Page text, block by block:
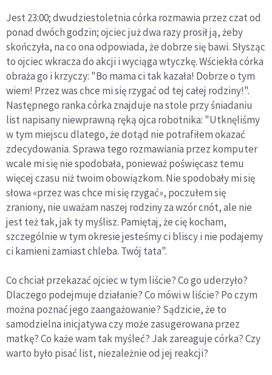
Jest 23:00; dwudziestoletnia córka rozmawia przez czat od
ponad dwóch godzin; ojciec już dwa razy prosił ją, żeby
skończyła, na co ona odpowiada, że dobrze się bawi. Słysząc
to ojciec wkracza do akcji i wyciąga wtyczkę. Wściekła córka
obraża go i krzyczy: "Bo mama ci tak kazała! Dobrze o tym
wiem! Przez was chce mi się rzygać od tej całej rodziny!".
Następnego ranka córka znajduje na stole przy śniadaniu
list napisany niewprawną ręką ojca robotnika: "Utknęliśmy
w tym miejscu dlatego, że dotąd nie potrafiłem okazać
zdecydowania. Sprawa tego rozmawiania przez komputer
wcale mi się nie spodobała, ponieważ poświęcasz temu
więcej czasu niż twoim obowiązkom. Nie spodobały mi się
słowa «przez was chce mi się rzygać», poczułem się
zraniony, nie uważam naszej rodziny za wzór cnót, ale nie
jest też tak, jak ty myślisz. Pamiętaj, że cię kocham,
szczególnie w tym okresie jesteśmy ci bliscy i nie podajemy
ci kamieni zamiast chleba. Twój tata".
Co chciał przekazać ojciec w tym liście? Co go uderzyło?
Dlaczego podejmuje działanie? Co mówi w liście? Po czym
można poznać jego zaangażo­wanie? Sądzicie, że to
samodzielna inicjatywa czy może zasugerowana przez
matkę? Co każe wam tak myśleć? Jak zareaguje córka? Czy
warto było pisać list, niezależnie od jej reakcji?